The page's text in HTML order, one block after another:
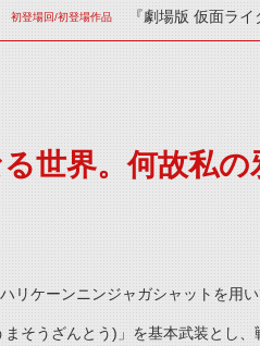
初登場回/初登場作品 『劇場版 仮面ラ
る世界。何故私
リケーンニンジャガシャットを用い
そうざんとう)」を基本武装とし